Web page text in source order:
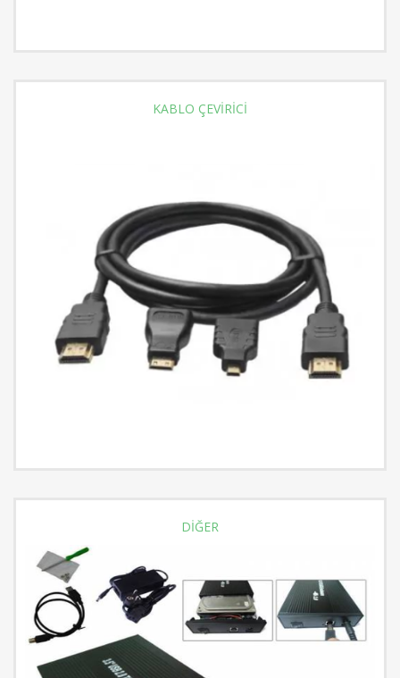
KABLO ÇEVİRİCİ
DİĞER